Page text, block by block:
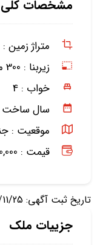
مشخصات کلی
متراژ زمین :
زیربنا : 300 متر
خواب : 4
سال ساخت
موقعیت :
قیمت : 1,500,000,000 تومان /
تاریخ ثبت آگهی: 1404/11/25
جزییات ملک